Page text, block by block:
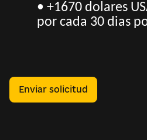
• +1670 dolares
por cada 30 dias
Enviar solicitud